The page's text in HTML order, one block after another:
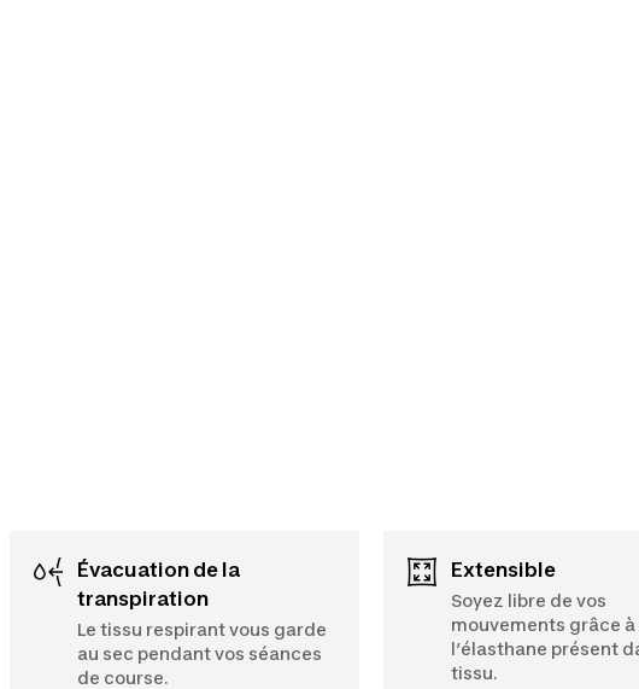
Évacuation de la
transpiration
Le tissu respirant vous garde
au sec pendant vos séances
de course.
Extensible
Soyez libre de vos
mouvements grâce à
l’élasthane présent
tissu.